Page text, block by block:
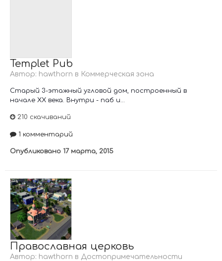
Templet Pub
Автор: hawthorn в Коммерческая зона
Старый 3-этажный угловой дом, построенный в
начале XX века. Внутри - паб и...
210 скачиваний
1 комментарий
Опубликовано 17 марта, 2015
Православная церковь
Автор: hawthorn в Достопримечательности